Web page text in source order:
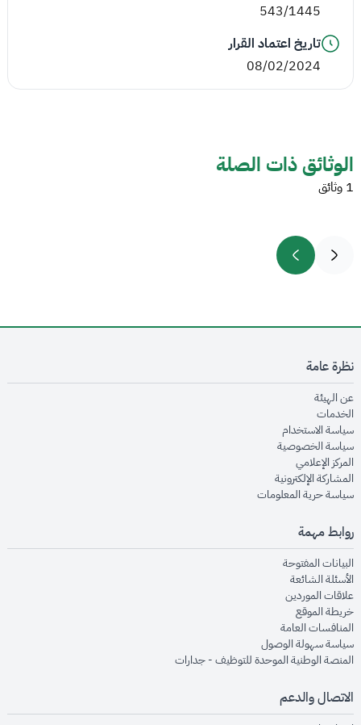
543/1445
تاريخ اعتماد القرار
08/02/2024
الوثائق ذات الصلة
1 وثائق
نظرة عامة
عن الهيئةopens in new window
الخدماتopens in new window
سياسة الاستخدام
سياسة الخصوصيةopens in new window
المركز الإعلاميopens in new window
المشاركة الإلكترونيةopens in new window
سياسة حرية المعلوماتopens in new window
روابط مهمة
البيانات المفتوحةopens in new window
الأسئلة الشائعةopens in new window
علاقات الموردينopens in new window
خريطة الموقعopens in new window
المنافسات العامةopens in new window
سياسة سهولة الوصولopens in new window
المنصة الوطنية الموحدة للتوظيف - جداراتopens in new window
الاتصال والدعم